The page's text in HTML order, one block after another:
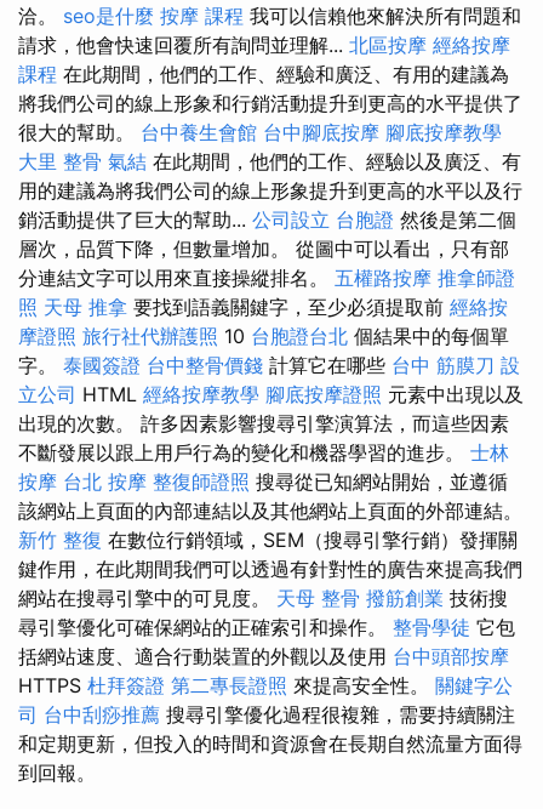
洽。 seo是什麼 按摩 課程 我可以信賴他來解決所有問題和
請求，他會快速回覆所有詢問並理解... 北區按摩 經絡按摩
課程 在此期間，他們的工作、經驗和廣泛、有用的建議為
將我們公司的線上形象和行銷活動提升到更高的水平提供了
很大的幫助。 台中養生會館 台中腳底按摩 腳底按摩教學
大里 整骨 氣結 在此期間，他們的工作、經驗以及廣泛、有
用的建議為將我們公司的線上形象提升到更高的水平以及行
銷活動提供了巨大的幫助... 公司設立 台胞證 然後是第二個
層次，品質下降，但數量增加。 從圖中可以看出，只有部
分連結文字可以用來直接操縱排名。 五權路按摩 推拿師證
照 天母 推拿 要找到語義關鍵字，至少必須提取前 經絡按
摩證照 旅行社代辦護照 10 台胞證台北 個結果中的每個單
字。 泰國簽證 台中整骨價錢 計算它在哪些 台中 筋膜刀 設
立公司 HTML 經絡按摩教學 腳底按摩證照 元素中出現以及
出現的次數。 許多因素影響搜尋引擎演算法，而這些因素
不斷發展以跟上用戶行為的變化和機器學習的進步。 士林
按摩 台北 按摩 整復師證照 搜尋從已知網站開始，並遵循
該網站上頁面的內部連結以及其他網站上頁面的外部連結。
新竹 整復 在數位行銷領域，SEM（搜尋引擎行銷）發揮關
鍵作用，在此期間我們可以透過有針對性的廣告來提高我們
網站在搜尋引擎中的可見度。 天母 整骨 撥筋創業 技術搜
尋引擎優化可確保網站的正確索引和操作。 整骨學徒 它包
括網站速度、適合行動裝置的外觀以及使用 台中頭部按摩
HTTPS 杜拜簽證 第二專長證照 來提高安全性。 關鍵字公
司 台中刮痧推薦 搜尋引擎優化過程很複雜，需要持續關注
和定期更新，但投入的時間和資源會在長期自然流量方面得
到回報。